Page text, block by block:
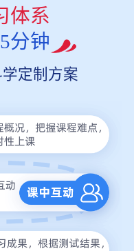
体系
分钟
定制方案